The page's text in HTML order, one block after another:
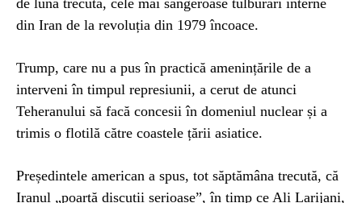
de luna trecută, cele mai sângeroase tulburări interne
din Iran de la revoluția din 1979 încoace.
Trump, care nu a pus în practică amenințările de a
interveni în timpul represiunii, a cerut de atunci
Teheranului să facă concesii în domeniul nuclear și a
trimis o flotilă către coastele țării asiatice.
Președintele american a spus, tot săptămâna trecută, că
Iranul „poartă discuții serioase”, în timp ce Ali Larijani,